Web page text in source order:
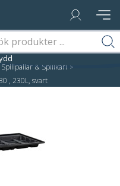
Spillpallar & Spillkärl /
, 230L, svart